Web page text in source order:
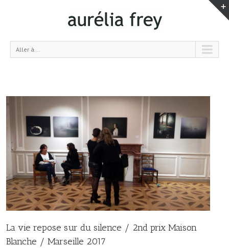
Aller à...
La vie repose sur du silence / 2nd prix Maison
Blanche / Marseille 2017